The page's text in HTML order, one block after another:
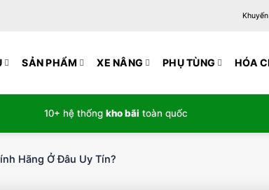
Khuyến
SẢN PHẨM XE NÂNG PHỤ TÙNG HÓA
10+ hệ thống kho bãi toàn quốc
Hãng Ở Đâu Uy Tín?